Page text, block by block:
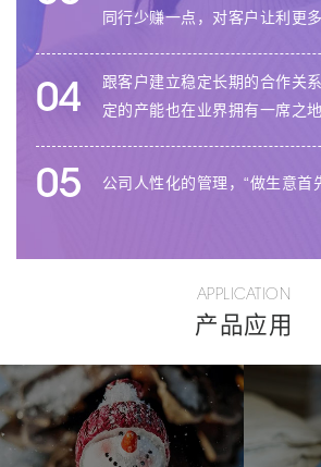
同行少赚一点，对客户让利更多
04
跟客户建立稳定长期的合作关
定的产能也在业界拥有一席之地
05 公司人性化的管理，“做生意首
APPLICATION
产品应用